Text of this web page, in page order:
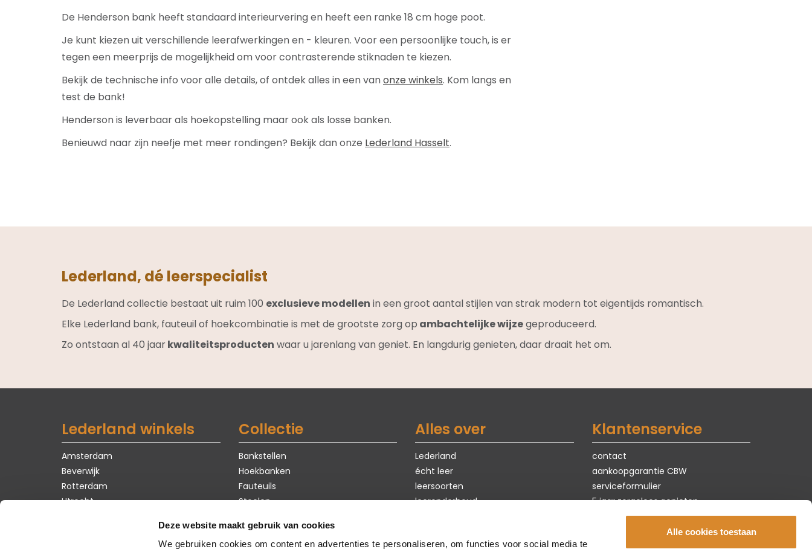
Deze website maakt gebruik van cookies
We gebruiken cookies om content en advertenties te personaliseren, om functies voor social media te
Alle cookies toestaan
De Henderson bank heeft standaard interieurvering en heeft een ranke 18 cm hoge poot.
Je kunt kiezen uit verschillende leerafwerkingen en - kleuren. Voor een persoonlijke touch, is er
tegen een meerprijs de mogelijkheid om voor contrasterende stiknaden te kiezen.
Bekijk de technische info voor alle details, of ontdek alles in een vanonze winkels. Kom langs en
test de bank!
Henderson is leverbaar als hoekopstelling maar ook als losse banken.
Benieuwd naar zijn neefje met meer rondingen? Bekijk dan onze Lederland Hasselt.
Lederland, dé leerspecialist
De Lederland collectie bestaat uit ruim 100 exclusieve modellen in een groot aantal stijlen van strak modern tot eigentijds romantisch.
Elke Lederland bank, fauteuil of hoekcombinatie is met de grootste zorg op ambachtelijke wijzegeproduceerd.
Zo ontstaan al 40 jaarkwaliteitsproducten waar u jarenlang van geniet. En langdurig genieten, daar draait het om.
Lederland winkels
Amsterdam
Beverwijk
Rotterdam
Utrecht
Collectie
Bankstellen
Hoekbanken
Fauteuils
Stoelen
Karpetten
Zomer Sale
Alles over
Lederland
écht leer
leersoorten
leeronderhoud
maatwerk
Klantenservice
contact
aankoopgarantie CBW
serviceformulier
5 jaar zorgeloos genieten
privacy & cookies